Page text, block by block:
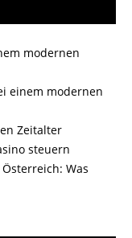
modernen
einem modernen
Zeitalter
steuern
Was